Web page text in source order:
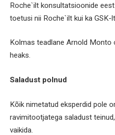
Roche`ilt konsultatsioonide
toetusi nii Roche`ilt kui ka GSK-
Kolmas teadlane Arnold
heaks.
Saladust polnud
Kõik nimetatud eksperdid pole
ravimitootjatega saladust
vaikida.